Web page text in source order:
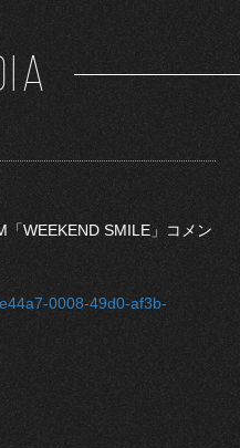
WEEKEND SMILE」コメン
0008-49d0-af3b-